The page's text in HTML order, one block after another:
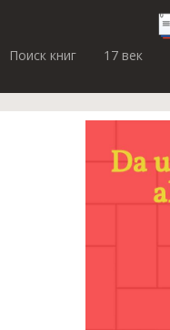
Поиск книг
17 век